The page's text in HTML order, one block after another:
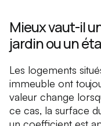
Mieux vaut-il
jardin ou un
Les logements
immeuble ont
valeur change
ce cas, la surface